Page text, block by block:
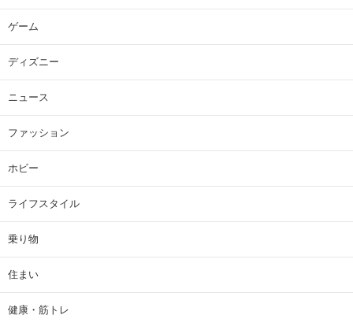
ゲーム
ディズニー
ニュース
ファッション
ホビー
ライフスタイル
乗り物
住まい
健康・筋トレ